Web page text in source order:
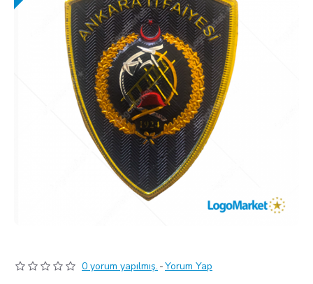
0 yorum yapılmış. -Yorum Yap